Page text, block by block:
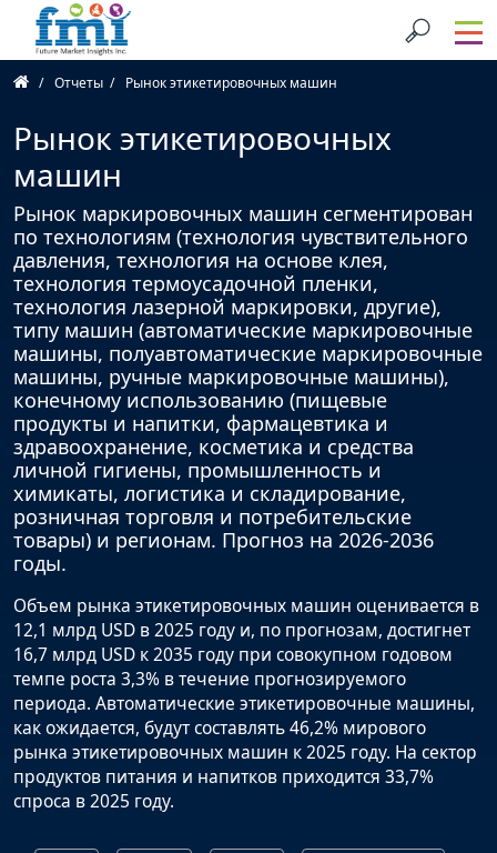
Отчеты Рынок этикетировочных машин
Рынок этикетировочных
машин
Рынок маркировочных машин сегментирован
по технологиям (технология чувствительного
давления, технология на основе клея,
технология термоусадочной пленки,
технология лазерной маркировки, другие),
типу машин (автоматические маркировочные
машины, полуавтоматические маркировочные
машины, ручные маркировочные машины),
конечному использованию (пищевые
продукты и напитки, фармацевтика и
здравоохранение, косметика и средства
личной гигиены, промышленность и
химикаты, логистика и складирование,
розничная торговля и потребительские
товары) и регионам. Прогноз на 2026-2036
годы.
Объем рынка этикетировочных машин оценивается в
12,1 млрд USD в 2025 году и, по прогнозам, достигнет
16,7 млрд USD к 2035 году при совокупном годовом
темпе роста 3,3% в течение прогнозируемого
периода. Автоматические этикетировочные машины,
как ожидается, будут составлять 46,2% мирового
рынка этикетировочных машин к 2025 году. На сектор
продуктов питания и напитков приходится 33,7%
спроса в 2025 году.